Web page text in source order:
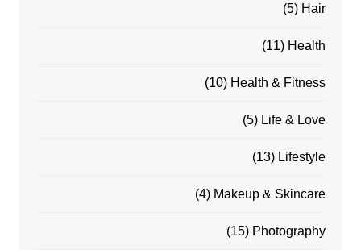
Hair
(5)
Health
(11)
Health & Fitness
(10)
Life & Love
(5)
Lifestyle
(13)
Makeup & Skincare
(4)
Photography
(15)